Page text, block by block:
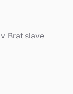
Bratislave